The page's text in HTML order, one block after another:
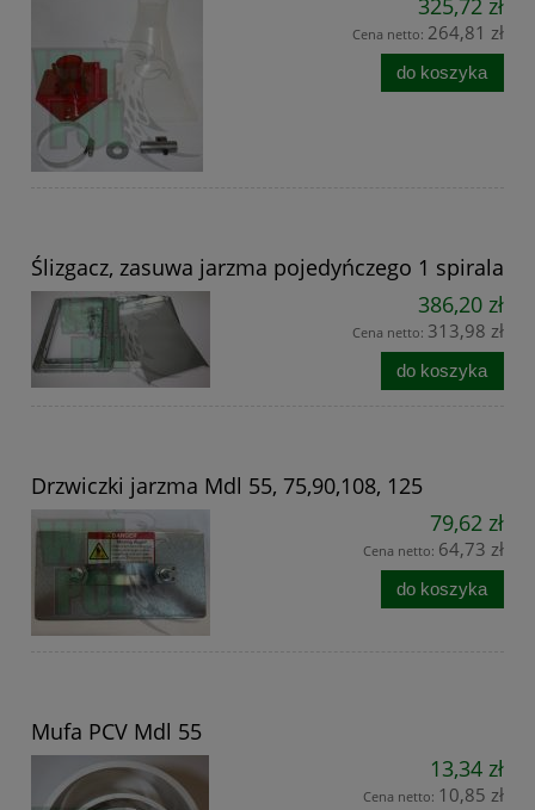
325,72 zł
Cena netto: 264,81 zł
do koszyka
Ślizgacz, zasuwa jarzma pojedyńczego 1 spirala
386,20 zł
Cena netto: 313,98 zł
do koszyka
Drzwiczki jarzma Mdl 55, 75,90,108, 125
79,62 zł
Cena netto: 64,73 zł
do koszyka
Mufa PCV Mdl 55
13,34 zł
Cena netto: 10,85 zł